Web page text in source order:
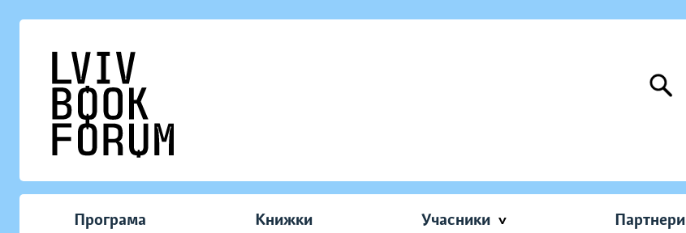
Програма Книжки Учасники Партнери